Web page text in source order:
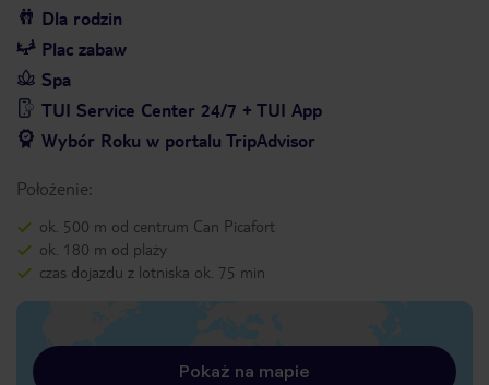
Dla rodzin
Plac zabaw
Spa
TUI Service Center 24/7 + TUI App
Wybór Roku w portalu TripAdvisor
Położenie:
ok. 500 m od centrum Can Picafort
ok. 180 m od plaży
czas dojazdu z lotniska ok. 75 min
Pokaż na mapie